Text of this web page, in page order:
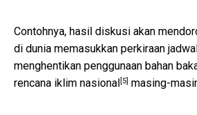
Contohnya, hasil diskusi akan
di dunia memasukkan perkiraan
menghentikan penggunaan bahan
rencana iklim nasional [5] masing-